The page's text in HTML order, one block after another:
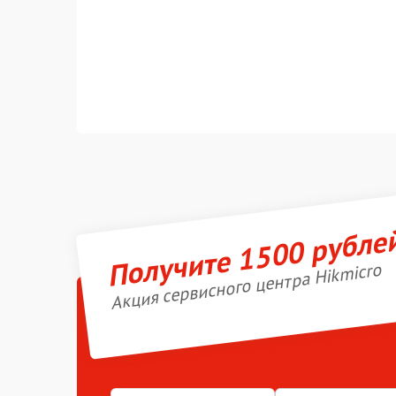
Получите 1500
Акция сервисного центра Hikmicro